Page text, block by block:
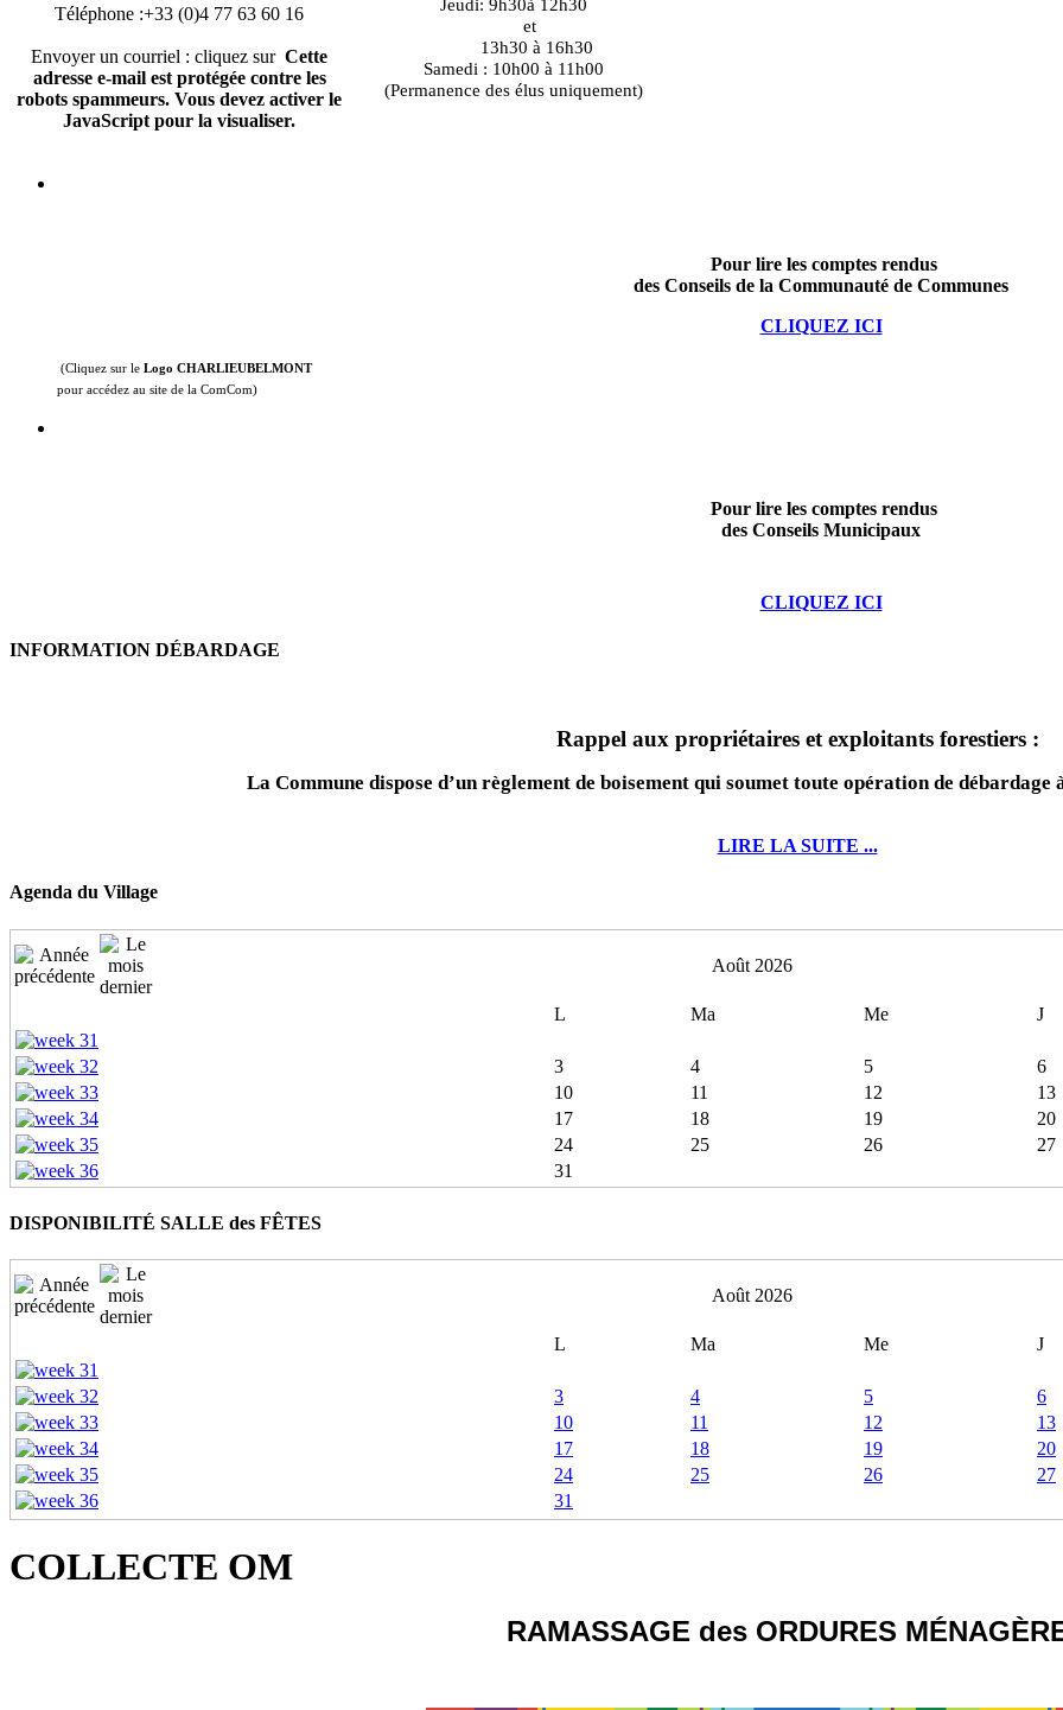
Téléphone :+33 (0)4 77 63 60 16
Envoyer un courriel : cliquez sur Cette
adresse e-mail est protégée contre les
robots spammeurs. Vous devez activer le
JavaScript pour la visualiser.
Jeudi: 9h30à 12h30
et
13h30 à 16h30
Samedi : 10h00 à 11h00
(Permanence des élus uniquement)
Pour lire les comptes rendus
des Conseils de la Communauté de Communes
CLIQUEZ ICI
(Cliquez sur le Logo CHARLIEUBELMONT
pour accédez au site de la ComCom)
Pour lire les comptes rendus
des Conseils Municipaux
CLIQUEZ ICI
INFORMATION DÉBARDAGE
Rappel aux propriétaires et exploitants forestiers :
La Commune dispose d’un règlement de boisement qui soumet toute opération de
LIRE LA SUITE ...
Agenda du Village
Août 2026
L Ma Me J
3 4 5
6
10
11 12
13
17
18 19
20
24
25 26
27
31
DISPONIBILITÉ SALLE des FÊTES
Août 2026
L Ma Me J
3 4 5
6
10
11 12
13
17
18 19
20
24
25 26
27
31
COLLECTE OM
RAMASSAGE des ORDURES